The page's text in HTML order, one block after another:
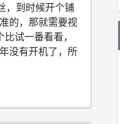
，到时候开个铺
的，那就需要视
试一番看看，
没有开机了，所